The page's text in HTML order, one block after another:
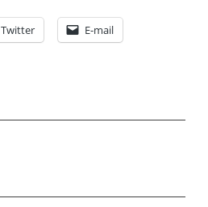
Twitter E-mail